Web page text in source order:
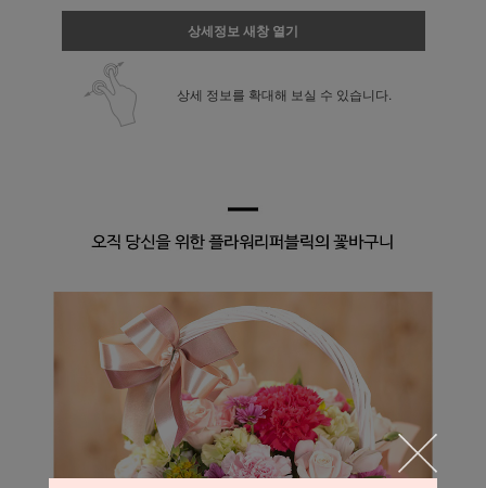
상세정보 새창 열기
상세 정보를 확대해 보실 수 있습니다.